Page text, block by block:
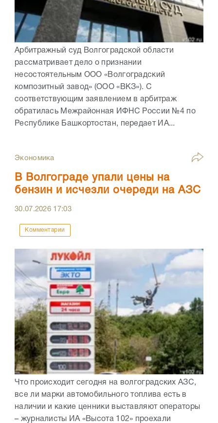
Арбитражный суд Волгоградской области
рассматривает дело о признании
несостоятельным ООО «Волгоградский
композитный завод» (ООО «ВКЗ»). С
соответствующим заявлением в арбитраж
обратилась Межрайонная ИФНС России №4 по
Республике Башкортостан, передает ИА...
Экономика
В Волгограде упали цены на
бензин и исчезли очереди на АЗС
30.07.2026 17:03
Комментарии
Что происходит сегодня на волгоградских АЗС,
все ли марки автомобильного топлива есть в
наличии и какие ценники выставляют операторы
– журналисты ИА «Высота 102» проехали